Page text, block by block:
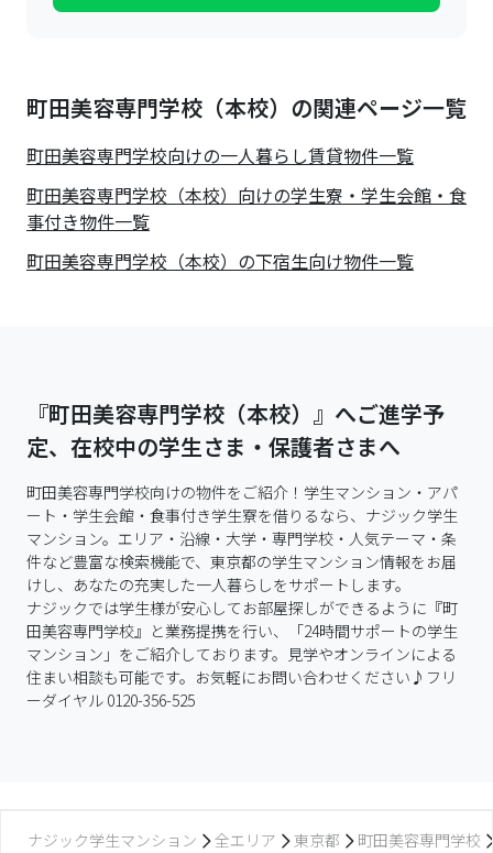
町田美容専門学校（本校）の関連ページ一覧
町田美容専門学校向けの一人暮らし賃貸物件一覧
町田美容専門学校（本校）向けの学生寮・学生会館・食
事付き物件一覧
町田美容専門学校（本校）の下宿生向け物件一覧
『町田美容専門学校（本校）』へご進学予
定、在校中の学生さま・保護者さまへ
町田美容専門学校向けの物件をご紹介！学生マンション・アパ
ート・学生会館・食事付き学生寮を借りるなら、ナジック学生
マンション。エリア・沿線・大学・専門学校・人気テーマ・条
件など豊富な検索機能で、東京都の学生マンション情報をお届
けし、あなたの充実した一人暮らしをサポートします。
ナジックでは学生様が安心してお部屋探しができるように『町
田美容専門学校』と業務提携を行い、「24時間サポートの学生
マンション」をご紹介しております。見学やオンラインによる
住まい相談も可能です。お気軽にお問い合わせください♪フリ
ーダイヤル 0120-356-525
ナジック学生マンション 全エリア 東京都 町田美容専門学校